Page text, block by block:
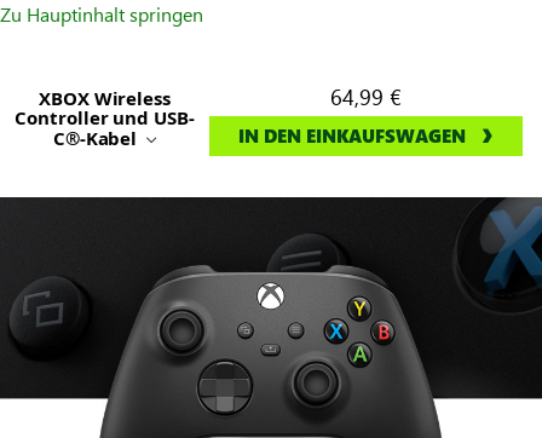
Zu Hauptinhalt springen
XBOX Wireless
Controller und USB-
C®-Kabel
64,99 €
IN DEN EINKAUFSWAGEN